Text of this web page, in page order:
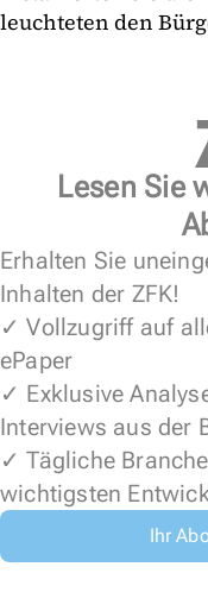
leuchteten den
Lesen Sie
Erhalten Sie
Inhalten der ZFK!
✓ Vollzugriff auf
ePaper
✓ Exklusive
Interviews aus der
✓ Tägliche
wichtigsten
Ihr